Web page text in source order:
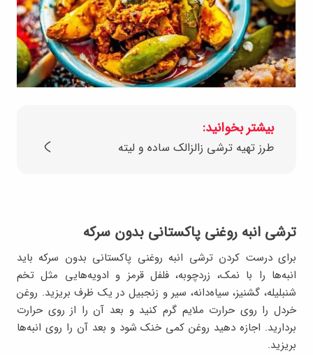
بیشتر بخوانید:
طرز تهیه ترشی زالزالک ساده و لیته
ترشی انبه روغنی پاکستانی بدون سرکه
برای درست کردن ترشی انبه روغنی پاکستانی بدون سرکه باید
انبه‌ها را با نمک، زردچوبه، فلفل قرمز و ادویه‌هایی مثل تخم
شنبلیله، گشنیز، سیاه‌دانه، سیر و زنجبیل در یک ظرف بریزید. روغن
خردل را روی حرارت ملایم گرم کنید و بعد آن را از روی حرارت
بردارید. اجازه دهید روغن کمی خنک شود و بعد آن را روی انبه‌ها
بریزید.